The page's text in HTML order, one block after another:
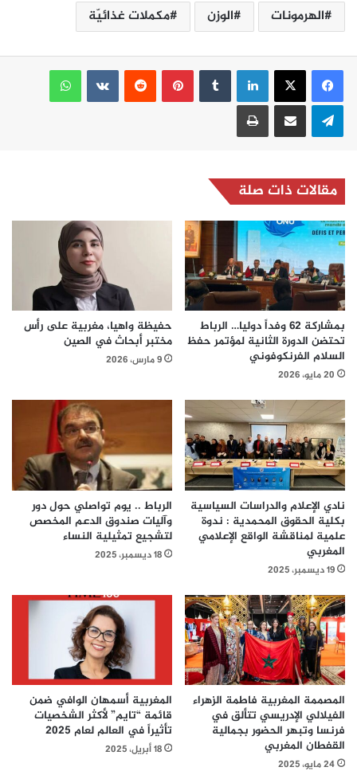
الهرمونات
الوزن مكملات غذائيّة
لينكدإن بينتيريست
واتساب
تيلقرام مشاركة عبر البريد طباعة
مقالات ذات صلة
بمشاركة 62 وفداً دوليا… الرباط
تحتضن الدورة الثانية لمؤتمر حفظ
السلام الفرنكوفوني
20 مايو، 2026
حفيظة واهيا، مغربية على رأس
مختبر أبحاث في الصين
9 مارس، 2026
نادي الإعلام والدراسات السياسية
بكلية الحقوق المحمدية : ندوة
علمية لمناقشة الواقع الإعلامي
المغربي
19 ديسمبر، 2025
الرباط .. يوم تواصلي حول دور
وآليات صندوق الدعم المخصص
لتشجيع تمثيلية النساء
18 ديسمبر، 2025
المصممة المغربية فاطمة الزهراء
الفيلالي الإدريسي تتألق في
فرنسا وتبهر الحضور بجمالية
القفطان المغربي
24 مايو، 2025
المغربية أسمهان الوافي ضمن
قائمة “تايم” لأكثر الشخصيات
تأثيراً في العالم لعام 2025
18 أبريل، 2025